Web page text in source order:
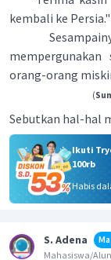
kembali ke Persia."
orang-orang
(
Sebutkan hal-hal
Ikuti
100rb
Habis
S. Adena
Mahasiswa/